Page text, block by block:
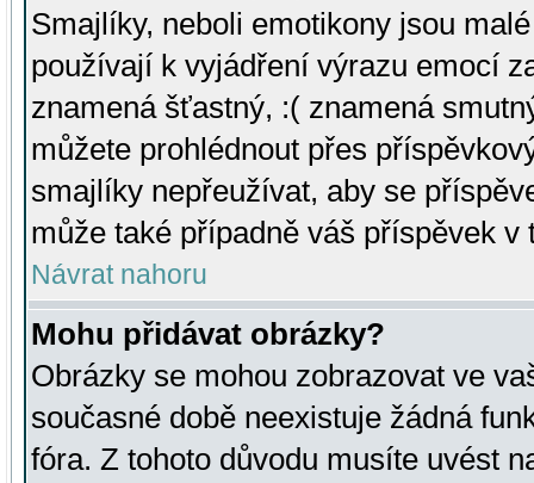
Smajlíky, neboli emotikony jsou
používají k vyjádření výrazu emocí
znamená šťastný, :( znamená
můžete prohlédnout přes
smajlíky nepřeužívat, aby se
může také případně váš příspěvek v
Návrat nahoru
Mohu přidávat obrázky?
Obrázky se mohou zobrazovat ve
současné době neexistuje žádná
fóra. Z tohoto důvodu musíte uvést